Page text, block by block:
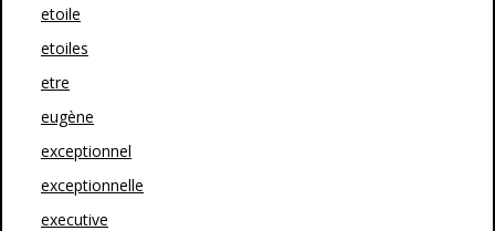
etoile
etoiles
etre
eugène
exceptionnel
exceptionnelle
executive